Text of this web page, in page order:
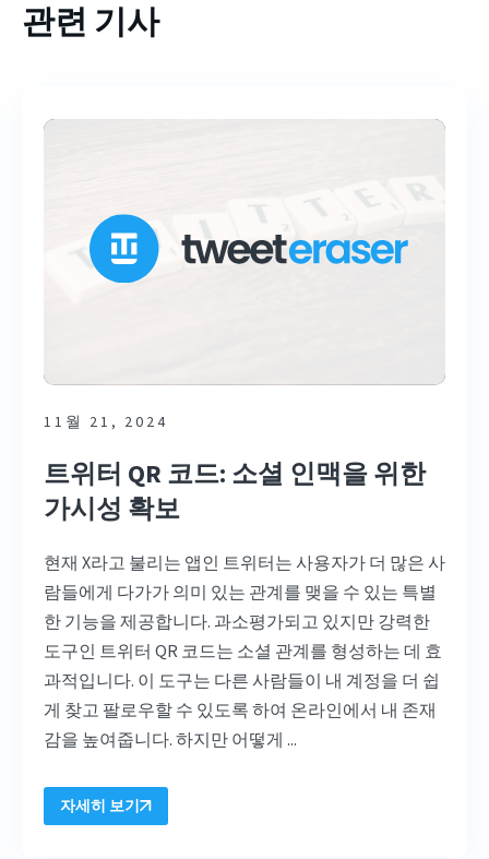
관련 기사
11월 21, 2024
트위터 QR 코드: 소셜 인맥을 위한
가시성 확보
현재 X라고 불리는 앱인 트위터는 사용자가 더 많은 사
람들에게 다가가 의미 있는 관계를 맺을 수 있는 특별
한 기능을 제공합니다. 과소평가되고 있지만 강력한
도구인 트위터 QR 코드는 소셜 관계를 형성하는 데 효
과적입니다. 이 도구는 다른 사람들이 내 계정을 더 쉽
게 찾고 팔로우할 수 있도록 하여 온라인에서 내 존재
감을 높여줍니다. 하지만 어떻게 ...
자세히 보기